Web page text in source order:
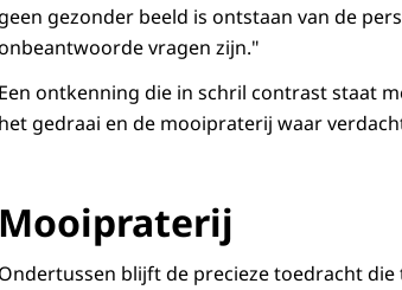
geen gezonder beeld is ontstaan van de
vragen zijn."
Een ontkenning die in schril contrast staat
het gedraai en de mooipraterij waar
Mooipraterij
Ondertussen blijft de precieze toedracht